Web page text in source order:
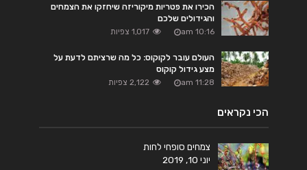
הכירו את פטריות מיקוריזה שיחזקו את הצמחים
והגידולים שלכם
10:16 am 1,017 צפיות
העולם עובר לקוקוס: כל מה שרציתם לדעת על
מצע גידול קוקוס
11:28 am 2,122 צפיות
הכי נקראים
צמחים סופחי לחות
יוני 10, 2019